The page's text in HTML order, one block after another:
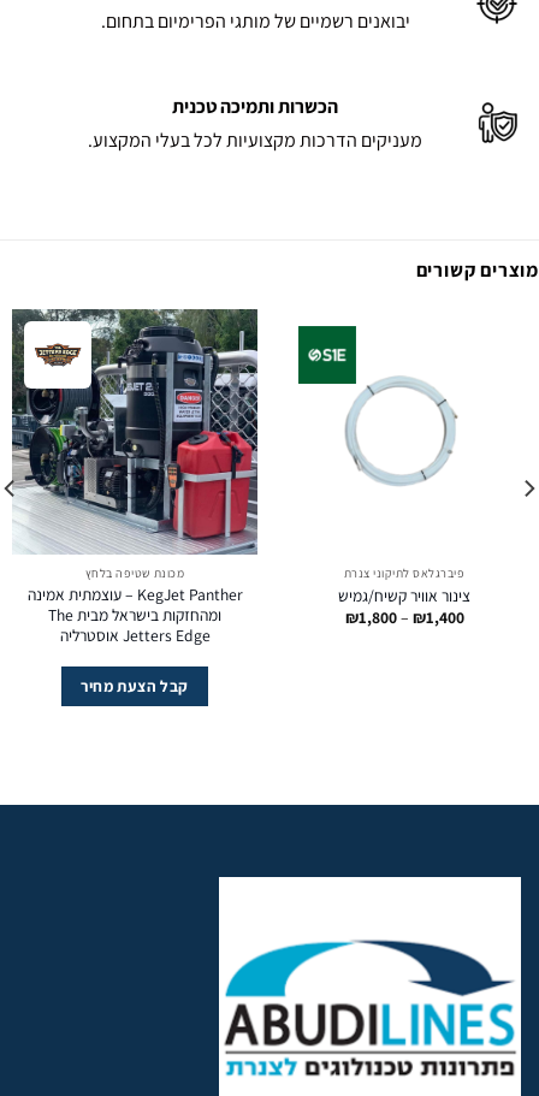
יבואנים רשמיים של מותגי הפרימיום בתחום.
הכשרות ותמיכה טכנית
מעניקים הדרכות מקצועיות לכל בעלי המקצוע.
מוצרים קשורים
פיברגלאס לתיקוני צנרת
צינור אוויר קשיח/גמיש
₪1,400
–
₪1,800 טווח
מכונת שטיפה בלחץ
KegJet Panther – עוצמתית אמינה
ומהחזקות בישראל מבית The
Jetters Edge אוסטרליה
קבל הצעת מחיר